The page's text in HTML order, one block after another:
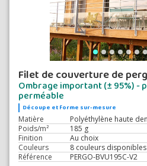
Filet de couverture de
Ombrage important (± 95%) -
perméable
Découpe et forme sur-mesure
Matière
Polyéthylène haute
Poids/m²
185 g
Finition
Au choix
Couleurs
8 couleurs disponibles
Référence
PERGO-BVU195C-V2